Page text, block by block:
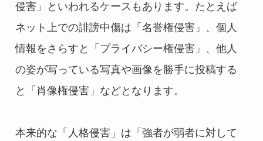
侵害」といわれるケースもあります。たとえば
ネット上での誹謗中傷は「名誉権侵害」、個人
情報をさらすと「プライバシー権侵害」、他人
の姿が写っている写真や画像を勝手に投稿する
と「肖像権侵害」などとなります。
本来的な「人格侵害」は「強者が弱者に対して